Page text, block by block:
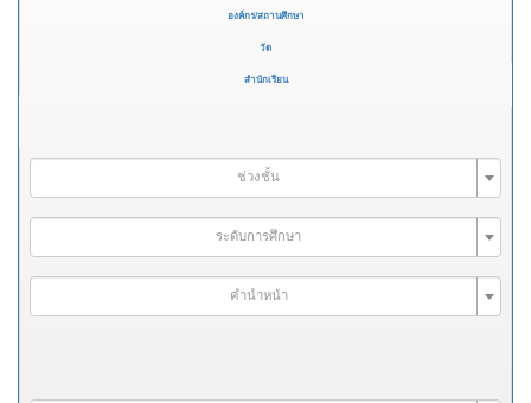
องค์กร/สถานศึกษา
วัด
สำนักเรียน
ช่วงชั้น
ระดับการศึกษา
คำนำหน้า